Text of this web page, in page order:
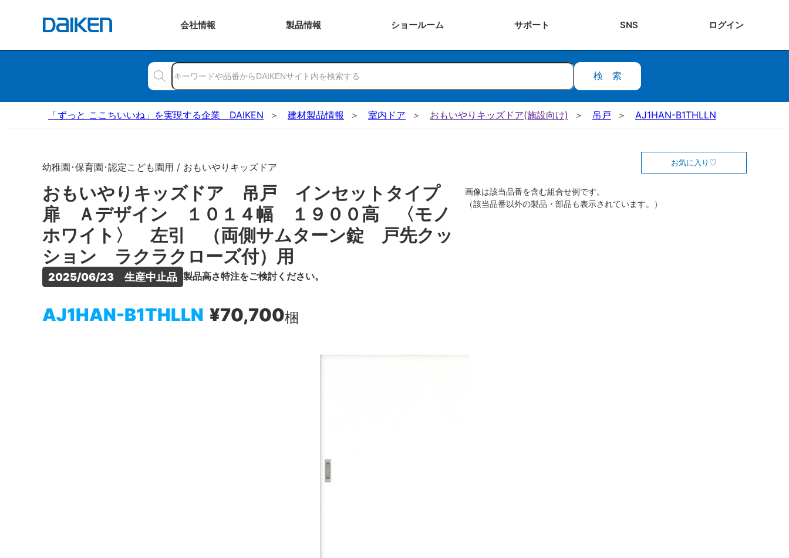
会社情報 製品情報 ショールーム サポート SNS ログイン
検索
「ずっと ここちいいね」を実現する企業 DAIKEN 建材製品情報 室内ドア おもいやりキッズドア(施設向け) 吊戸 AJ1HAN-B1THLLN
幼稚園･保育園･認定こども園用 / おもいやりキッズドア
おもいやりキッズドア 吊戸 インセットタイプ
扉 Ａデザイン １０１４幅 １９００高 〈モノ
ホワイト〉 左引 （両側サムターン錠 戸先クッ
ション ラクラクローズ付）用
2025/06/23　生産中止品 製品高さ特注をご検討ください。
AJ1HAN-B1THLLN ¥70,700梱
お気に入り
画像は該当品番を含む組合せ例です。
（該当品番以外の製品・部品も表示されています。）